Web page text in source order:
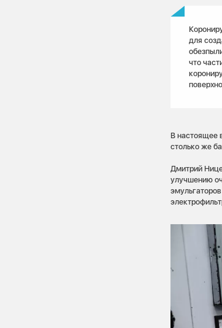
для
что
В настоящее
столько же
Дмитрий
улучшению